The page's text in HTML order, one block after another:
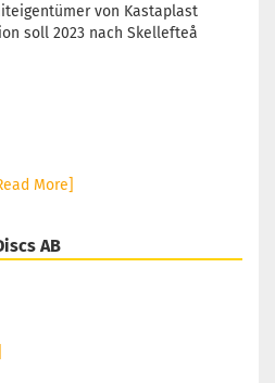
von Kastaplast
soll 2023 nach Skellefteå
More]
AB